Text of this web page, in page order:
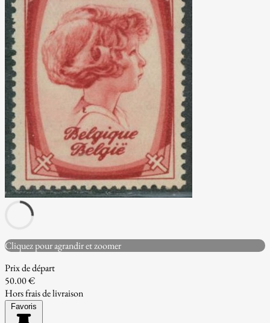
Cliquez pour agrandir et zoomer
Prix de départ
50.00 €
Hors frais de livraison
Favoris